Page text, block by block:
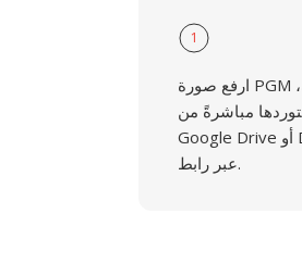
1
ارفع صورة PGM من جهازك،
مباشرةً من
Google Drive أو Dropbox أو
عبر رابط.